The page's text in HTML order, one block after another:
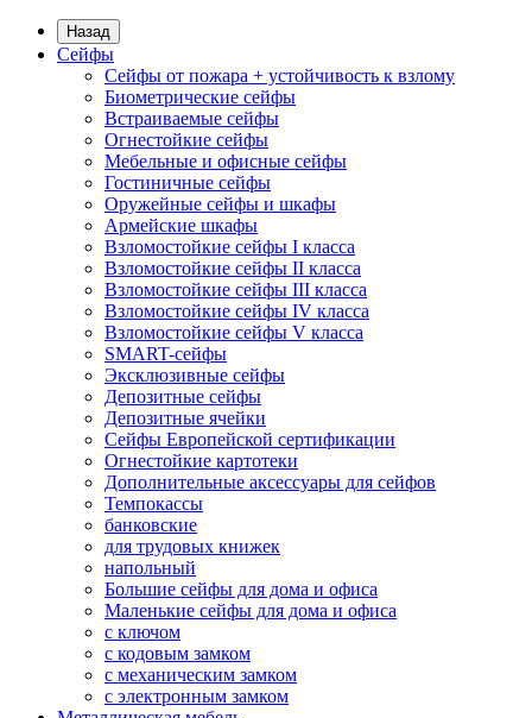
Назад
Сейфы
Сейфы от пожара + устойчивость к взлому
Биометрические сейфы
Встраиваемые сейфы
Огнестойкие сейфы
Мебельные и офисные сейфы
Гостиничные сейфы
Оружейные сейфы и шкафы
Армейские шкафы
Взломостойкие сейфы I класса
Взломостойкие сейфы II класса
Взломостойкие сейфы III класса
Взломостойкие сейфы IV класса
Взломостойкие сейфы V класса
SMART-сейфы
Эксклюзивные сейфы
Депозитные сейфы
Депозитные ячейки
Сейфы Европейской сертификации
Огнестойкие картотеки
Дополнительные аксессуары для сейфов
Темпокассы
банковские
для трудовых книжек
напольный
Большие сейфы для дома и офиса
Маленькие сейфы для дома и офиса
с ключом
с кодовым замком
с механическим замком
с электронным замком